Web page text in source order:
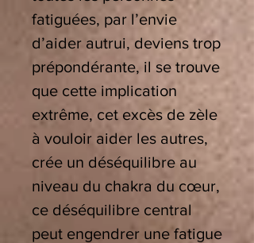
fatiguées, par l’envie
d’aider autrui, deviens trop
prépondérante, il se trouve
que cette implication
extrême, cet excès de zèle
à vouloir aider les autres,
crée un déséquilibre au
niveau du chakra du cœur,
ce déséquilibre central
peut engendrer une fatigue